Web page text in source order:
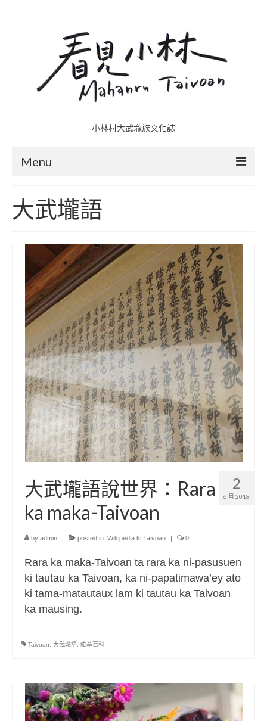
小林村大武壠族文化誌
Menu
五里埔
日光小林
小愛小林
媒體上的小林
誰是大武壠族
語言傳承
祭儀信仰
工藝服飾
民族植物
風味飲食
歌舞文化
歡迎來部落
旅遊資訊
部落美食
原民文創
關於我們
English
大武壠語
2
6 月 2018
大武壠語說世界：Rara
ka maka-Taivoan
by admin | posted in: Wikipedia ki Taivoan | 0
Rara ka maka-Taivoan ta rara ka ni-pasusuen
ki tautau ka Taivoan, ka ni-papatimawa’ey ato
ki tama-matautaux lam ki tautau ka Taivoan
ka mausing.
Taivoan 大武壠語 維基百科